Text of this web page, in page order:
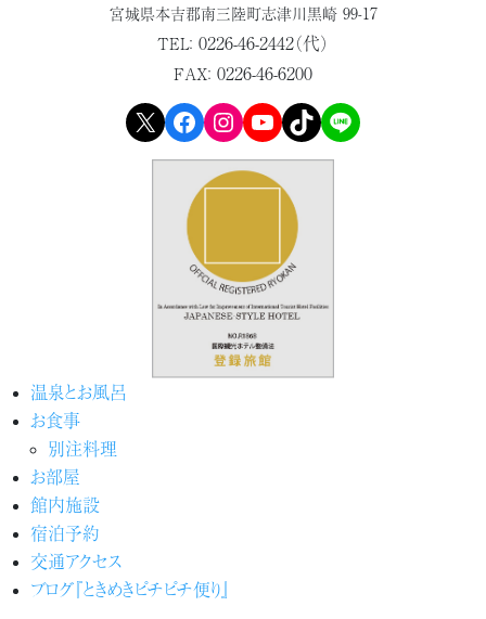
宮城県本吉郡南三陸町志津川黒崎 99-17
TEL： 0226-46-2442（代）
FAX： 0226-46-6200
X Facebook Instagram YouTube TikTok LINE
温泉とお風呂
お食事
別注料理
お部屋
館内施設
宿泊予約
交通アクセス
ブログ『ときめきピチピチ便り』